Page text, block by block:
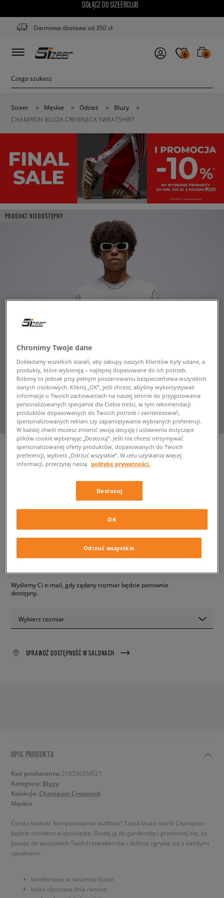
DOŁĄCZ DO SIZEERCLUB
Darmowa dostawa od 350 zł
0 0
Sizeer > Męskie > Odzież > Bluzy
>
CHAMPION BLUZA CREWNECK SWEATSHIRT
PRODUKT NIEDOSTĘPNY
CREWNECK SWEATSHIRT
SIZEERCLUB
Wyślemy Ci e-mail, gdy żądany rozmiar będzie ponownie
dostępny.
Wybierz rozmiar
SPRAWDŹ DOSTĘPNOŚĆ W SALONACH
OPIS PRODUKTU
Kod producenta: 218536EM021
Kategoria: Bluzy
Kolekcje: Champion Crewneck
Męskie
Cenisz łatwość komponowania outfitów? Szara bluza marki Champion
będzie strzałem w dziesiątkę. Dodaj ją do garderoby i przekonaj się, że
pasuje do wszystkich Twoich sneakersów i dobrze zgrywa się z każdymi
spodniami.
komfortowy w noszeniu fason
lekko obniżona linia ramion
Chronimy Twoje dane
Dokładamy wszelkich starań, aby zakupy naszych Klientów były udane, a
produkty, które wybierają – najlepiej dopasowane do ich potrzeb.
Robimy to jednak przy pełnym poszanowaniu bezpieczeństwa wszystkich
danych osobowych. Kliknij „OK”, jeśli chcesz, abyśmy wykorzystywali
informacje o Twoich zachowaniach na naszej stronie do przygotowania
personalizowanych specjalnie dla Ciebie treści, w tym rekomendacji
produktów dopasowanych do Twoich potrzeb i zainteresowań,
spersonalizowanych reklam czy zapamiętywanie wybranych preferencji.
W każdej chwili możesz zmienić swoją decyzję i ustawienia dotyczące
plików cookie wybierając „Dostosuj”. Jeśli nie chcesz otrzymywać
spersonalizowanej oferty produktów, dopasowanych do Twoich
preferencji, wybierz „Odrzuć wszystkie”. W celu uzyskania więcej
informacji, przeczytaj naszą politykę prywatności.
Dostosuj
Odrzuć wszystkie
OK